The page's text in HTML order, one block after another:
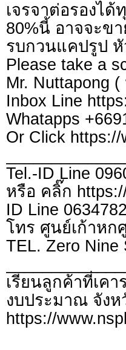
เจรจาต่อรองไ
80%นี้ อาจจะข
รบกวนแคปรูป
Please take a
Mr. Nuttapong
Inbox Line
Whatapps
Or Click
Tel.-ID Line
หรือ คลิ๊ก
ID Line
โทร ศูนย์เก้าห
TEL. Zero Nine
เรียนลูกค้าที่เค
งบประมาณ จังห
https://